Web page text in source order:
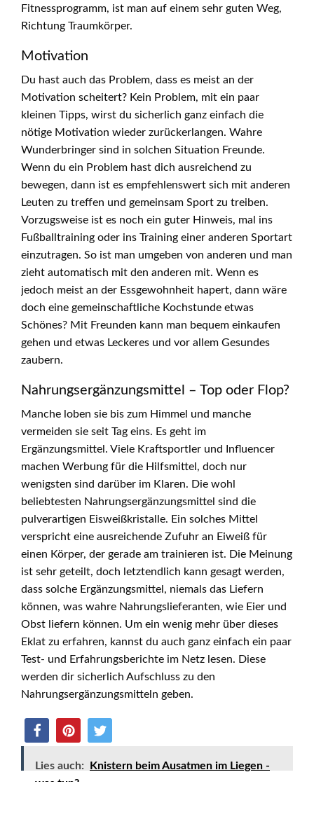
Fitnessprogramm, ist man auf einem sehr guten Weg,
Richtung Traumkörper.
Motivation
Du hast auch das Problem, dass es meist an der
Motivation scheitert? Kein Problem, mit ein paar
kleinen Tipps, wirst du sicherlich ganz einfach die
nötige Motivation wieder zurückerlangen. Wahre
Wunderbringer sind in solchen Situation Freunde.
Wenn du ein Problem hast dich ausreichend zu
bewegen, dann ist es empfehlenswert sich mit anderen
Leuten zu treffen und gemeinsam Sport zu treiben.
Vorzugsweise ist es noch ein guter Hinweis, mal ins
Fußballtraining oder ins Training einer anderen Sportart
einzutragen. So ist man umgeben von anderen und man
zieht automatisch mit den anderen mit. Wenn es
jedoch meist an der Essgewohnheit hapert, dann wäre
doch eine gemeinschaftliche Kochstunde etwas
Schönes? Mit Freunden kann man bequem einkaufen
gehen und etwas Leckeres und vor allem Gesundes
zaubern.
Nahrungsergänzungsmittel – Top oder Flop?
Manche loben sie bis zum Himmel und manche
vermeiden sie seit Tag eins. Es geht im
Ergänzungsmittel. Viele Kraftsportler und Influencer
machen Werbung für die Hilfsmittel, doch nur
wenigsten sind darüber im Klaren. Die wohl
beliebtesten Nahrungsergänzungsmittel sind die
pulverartigen Eisweißkristalle. Ein solches Mittel
verspricht eine ausreichende Zufuhr an Eiweiß für
einen Körper, der gerade am trainieren ist. Die Meinung
ist sehr geteilt, doch letztendlich kann gesagt werden,
dass solche Ergänzungsmittel, niemals das Liefern
können, was wahre Nahrungslieferanten, wie Eier und
Obst liefern können. Um ein wenig mehr über dieses
Eklat zu erfahren, kannst du auch ganz einfach ein paar
Test- und Erfahrungsberichte im Netz lesen. Diese
werden dir sicherlich Aufschluss zu den
Nahrungsergänzungsmitteln geben.
Lies auch:
Knistern beim Ausatmen im Liegen -
was tun?